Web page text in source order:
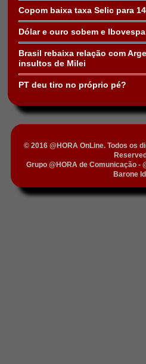
Copom baixa taxa Selic para
Dólar e ouro sobem e
Brasil rebaixa relação com
insultos de Milei
PT deu tiro no próprio pé?
© 2016 @HORA OnLine. Todos os
Grupo @HORA de Comunicação -
Barone